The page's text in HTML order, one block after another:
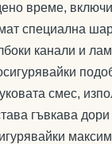
време,
специална
канали и
смес,
гъвкава